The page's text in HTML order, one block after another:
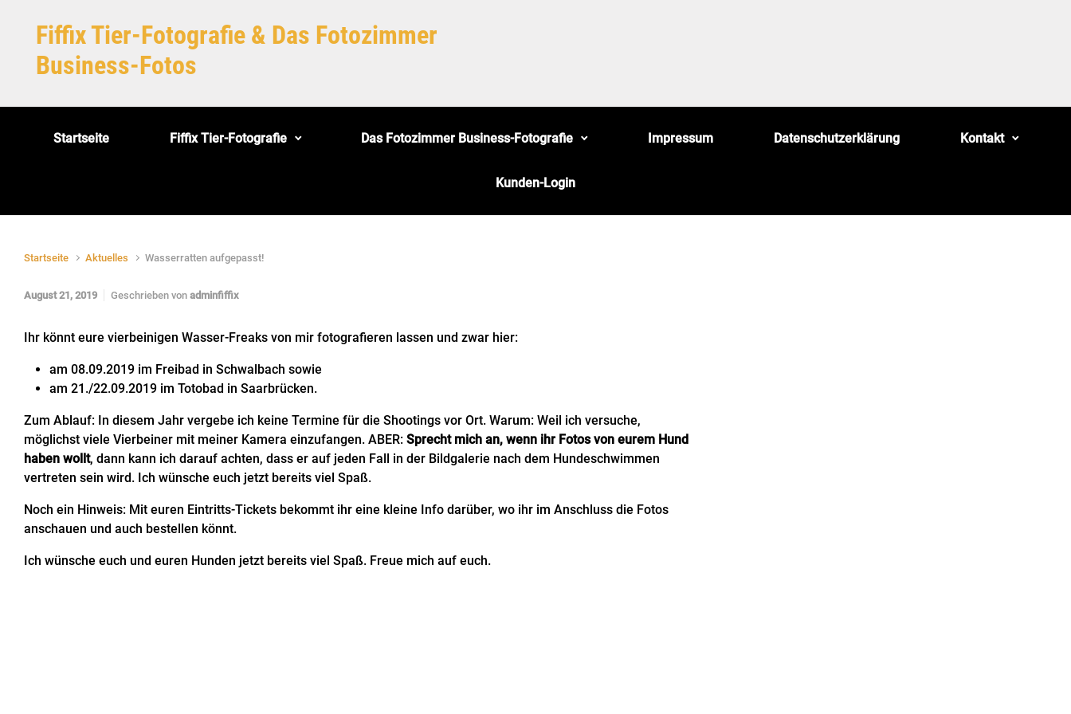
Fiffix Tier-Fotografie & Das Fotozimmer
Business-Fotos
Startseite Fiffix Tier-Fotografie Das Fotozimmer Business-Fotografie Impressum Datenschutzerklärung Kontakt
Kunden-Login
Startseite Aktuelles Wasserratten aufgepasst!
August 21, 2019 Geschrieben von adminfiffix
Ihr könnt eure vierbeinigen Wasser-Freaks von mir fotografieren lassen und zwar hier:
am 08.09.2019 im Freibad in Schwalbach sowie
am 21./22.09.2019 im Totobad in Saarbrücken.
Zum Ablauf: In diesem Jahr vergebe ich keine Termine für die Shootings vor Ort. Warum: Weil ich versuche,
möglichst viele Vierbeiner mit meiner Kamera einzufangen. ABER: Sprecht mich an, wenn ihr Fotos von eurem Hund
haben wollt, dann kann ich darauf achten, dass er auf jeden Fall in der Bildgalerie nach dem Hundeschwimmen
vertreten sein wird. Ich wünsche euch jetzt bereits viel Spaß.
Noch ein Hinweis: Mit euren Eintritts-Tickets bekommt ihr eine kleine Info darüber, wo ihr im Anschluss die Fotos
anschauen und auch bestellen könnt.
Ich wünsche euch und euren Hunden jetzt bereits viel Spaß. Freue mich auf euch.